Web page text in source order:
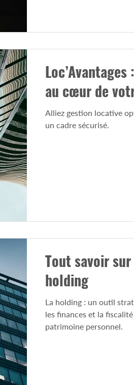
au cœur de
Alliez gestion locative
un cadre sécurisé.
Tout savoir
holding
La holding : un outil
les finances et la
patrimoine personnel.